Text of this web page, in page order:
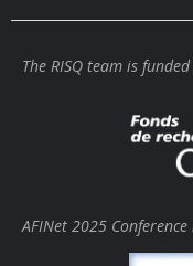
The RISQ team is
AFINet 2025